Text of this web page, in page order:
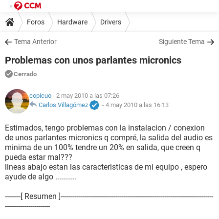
Foros Hardware Drivers
Tema Anterior Siguiente Tema
Problemas con unos parlantes micronics
Cerrado
copicuo - 2 may 2010 a las 07:26
Carlos Villagómez
- 4 may 2010 a las 16:13
Estimados, tengo problemas con la instalacion / conexion
de unos parlantes micronics q compré, la salida del audio es
minima de un 100% tendre un 20% en salida, que creen q
pueda estar mal???
lineas abajo estan las caracteristicas de mi equipo , espero
ayude de algo ...........
--------[ Resumen ]------------------------------------------------------------------------------
-----------------------